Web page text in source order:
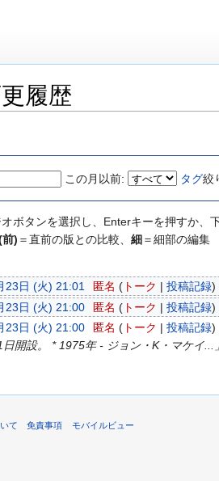
履歴
この月以前: タグ絞
ボタンを選択し、Enterキーを押すか、
前) ＝直前の版との比較、 細＝細部の編集
23日 (火) 21:01 匿名 (トーク | 投稿記録)
23日 (火) 21:00 匿名 (トーク | 投稿記録)
23日 (火) 21:00 匿名 (トーク | 投稿記録)
開設。 * 1975年 - ジョン・K・マケイ...
て 免責事項 モバイルビュー